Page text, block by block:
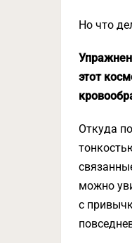
Но что
этот
Откуда
можно
с